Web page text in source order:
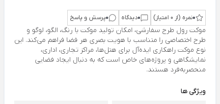
0نمره (از 0 امتیاز) 0دیدگاه 0پرسش و پاسخ
موکت رول طرح سفارشی، امکان تولید موکت با رنگ، الگو، لوگو و
طرح اختصاصی را متناسب با هویت بصری هر فضا فراهم می‌کند. این
نوع موکت راهکاری ایده‌آل برای هتل‌ها، مراکز تجاری، اداری،
نمایشگاهی و پروژه‌های خاص است که به دنبال ایجاد فضایی
منحصربه‌فرد هستند.
ویژگی ها